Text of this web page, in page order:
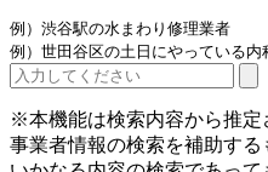
例）渋谷駅の水まわり修理業者
例）世田谷区の土日にやっている内
※本機能は検索内容から推定
事業者情報の検索を補助する